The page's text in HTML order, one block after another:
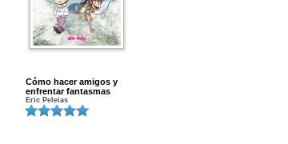
Cómo hacer amigos y
enfrentar fantasmas
Eric Peleias